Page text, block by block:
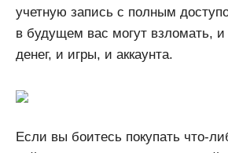
учетную запись с полным
в будущем вас могут взломать,
денег, и игры, и аккаунта.
Если вы боитесь покупать что-